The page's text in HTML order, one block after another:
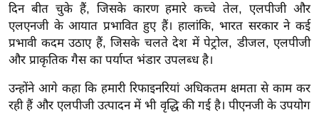
ऑ
टो
व
र्ल्ड
न्यू
ज
दिन बीत चुके हैं, जिसके कारण हमारे कच्चे तेल, एलपीजी और
एलएनजी के आयात प्रभावित हुए हैं। हालांकि, भारत सरकार ने कई
प्रभावी कदम उठाए हैं, जिसके चलते देश में पेट्रोल, डीजल, एलपीजी
और प्राकृतिक गैस का पर्याप्त भंडार उपलब्ध है।
उन्होंने आगे कहा कि हमारी रिफाइनरियां अधिकतम क्षमता से काम कर
रही हैं और एलपीजी उत्पादन में भी वृद्धि की गई है। पीएनजी के उपयोग